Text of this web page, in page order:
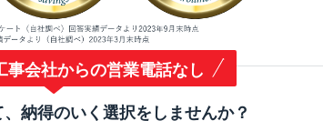
事会社からの営業電話なし
納得のいく選択をしませんか？